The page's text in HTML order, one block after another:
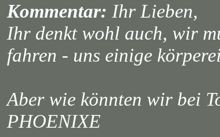
Kommentar: Ihr Lieben,
Ihr denkt wohl auch, wir
fahren - uns einige
Aber wie könnten wir bei
PHOENIXE